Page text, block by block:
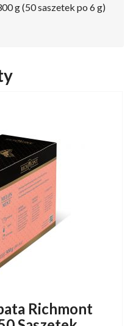
g (50 saszetek po 6 g)
Richmont